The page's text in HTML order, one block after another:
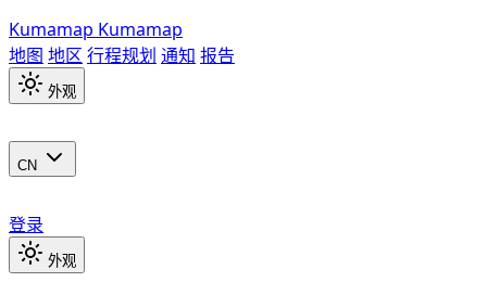
Kumamap Kumamap
地图 地区 行程规划 通知 报告
外观
CN
登录
外观